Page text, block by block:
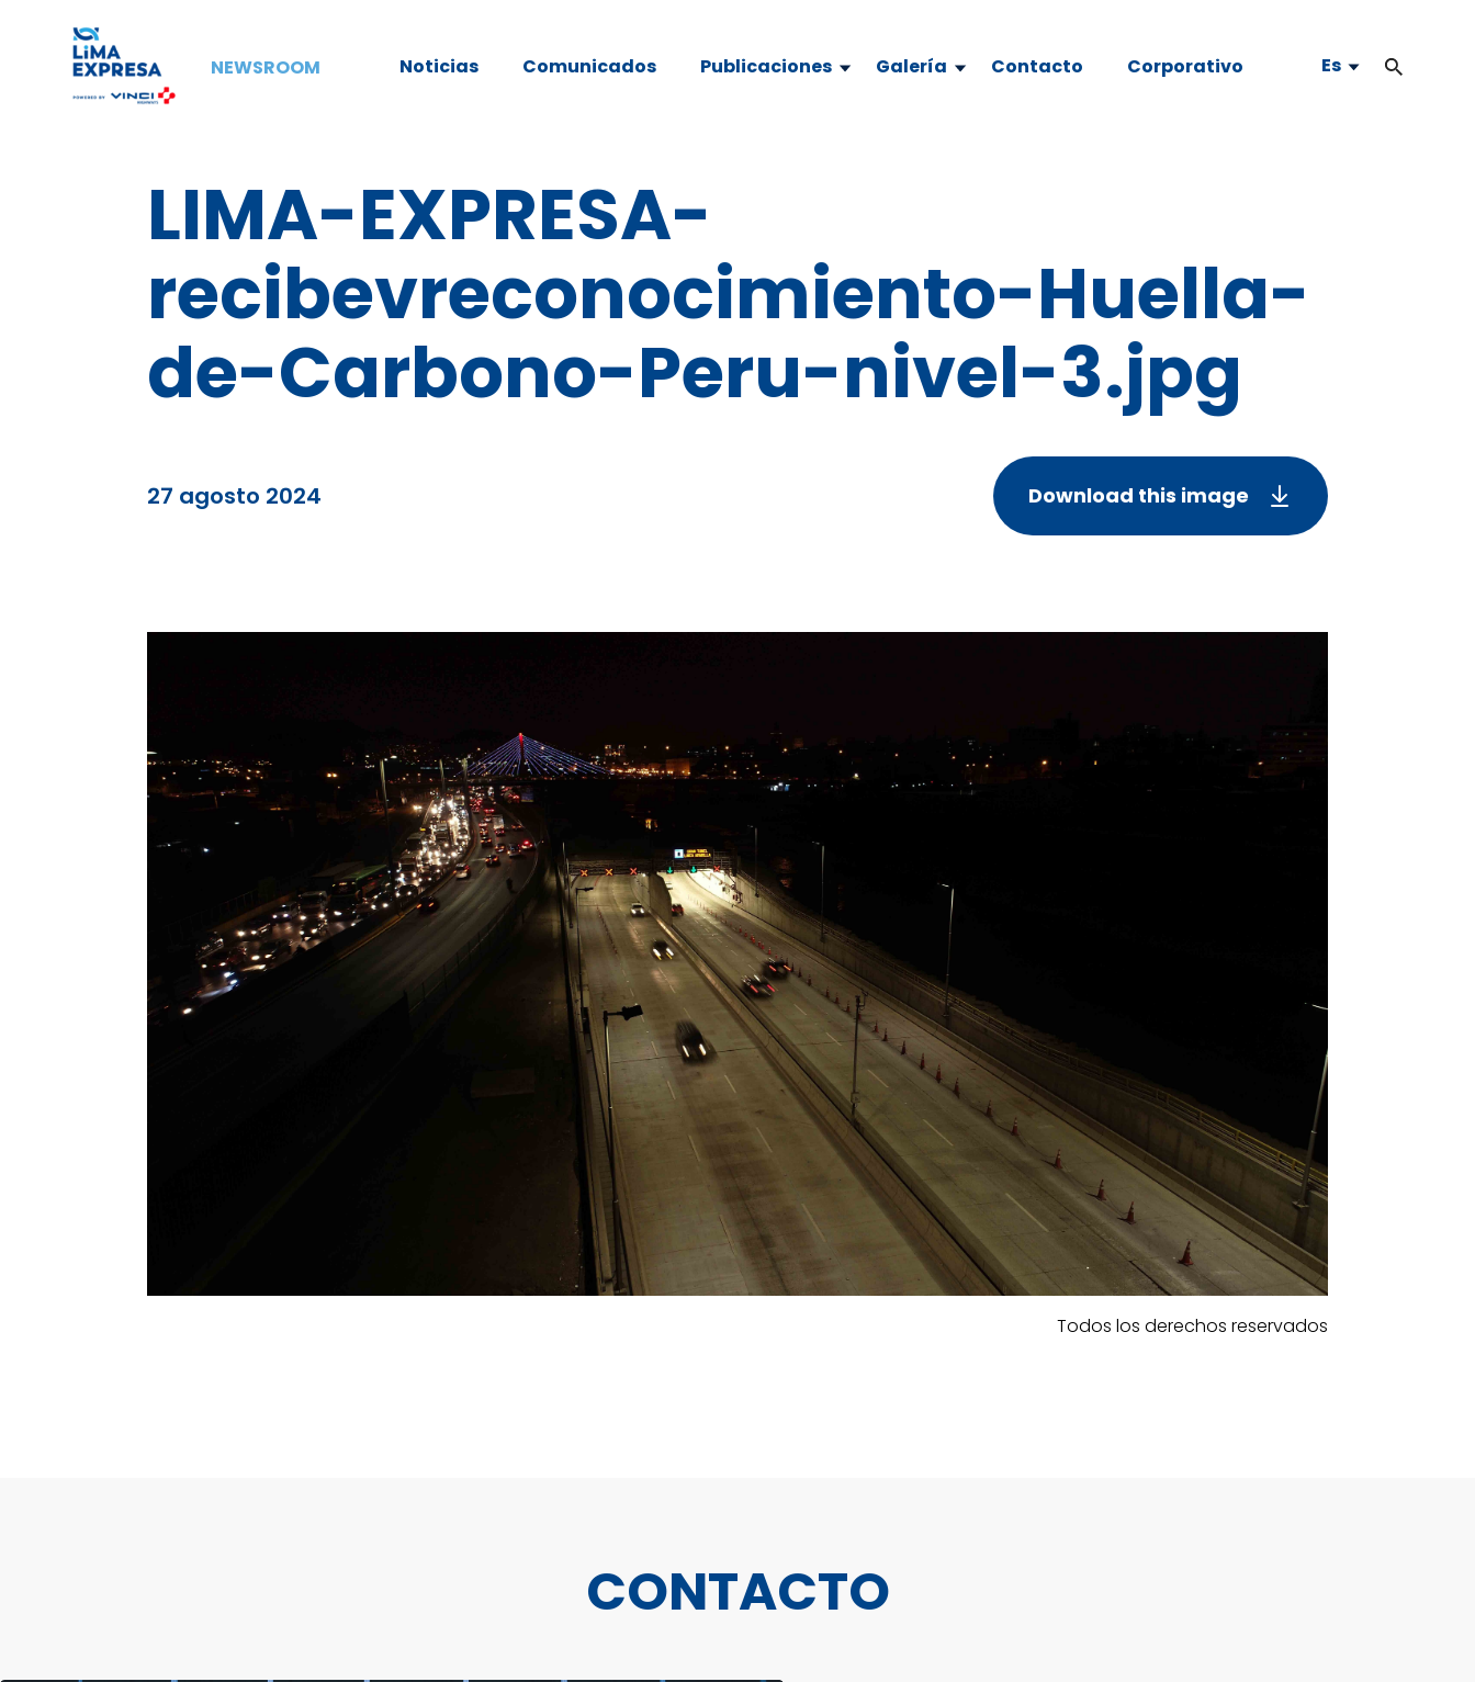
NEWSROOM Noticias Comunicados Publicaciones Galería Contacto Corporativo Es
LIMA-EXPRESA-
recibevreconocimiento-Huella-
de-Carbono-Peru-nivel-3.jpg
27 agosto 2024 Download this image
Todos los derechos reservados
CONTACTO